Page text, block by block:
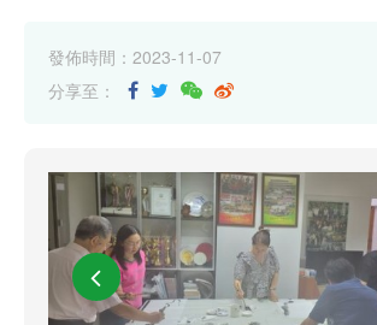
發佈時間：2023-11-07
分享至：